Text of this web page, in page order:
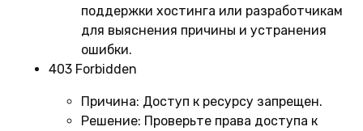
поддержки хостинга или разработчикам
для выяснения причины и устранения
ошибки.
403 Forbidden
Причина: Доступ к ресурсу запрещен.
Решение: Проверьте права доступа к